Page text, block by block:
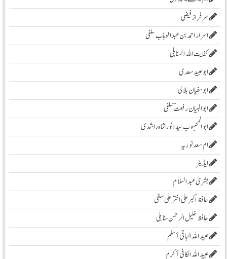
سرفراز فیضی
اسرار احمد بن عبدالوہاب سلفی
کفایت اللہ السنابلی
ابوعبید سعدی
ابو سفیان ہلالی
ابوالبیان رفعت ؔسلفی
ابوالمحبوب سیدانورشاہ راشدی
ام سعدنوریہ
ایڈیٹر
بشریٰ عبد السلام
حافظ اکبر علی اخترعلی سلفی
حافظ خلیل الرحمٰن سنابلی
عبید اللہ الباقی أسلم
عبید اللہ الکافی أکرم